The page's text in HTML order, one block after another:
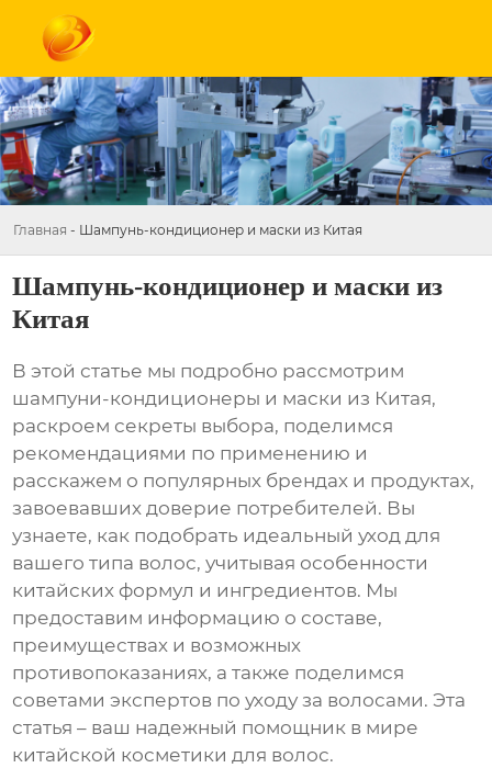
Главная - Шампунь-кондиционер и маски из Китая
Шампунь-кондиционер и маски из
Китая
В этой статье мы подробно рассмотрим
шампуни-кондиционеры и маски из Китая,
раскроем секреты выбора, поделимся
рекомендациями по применению и
расскажем о популярных брендах и продуктах,
завоевавших доверие потребителей. Вы
узнаете, как подобрать идеальный уход для
вашего типа волос, учитывая особенности
китайских формул и ингредиентов. Мы
предоставим информацию о составе,
преимуществах и возможных
противопоказаниях, а также поделимся
советами экспертов по уходу за волосами. Эта
статья – ваш надежный помощник в мире
китайской косметики для волос.